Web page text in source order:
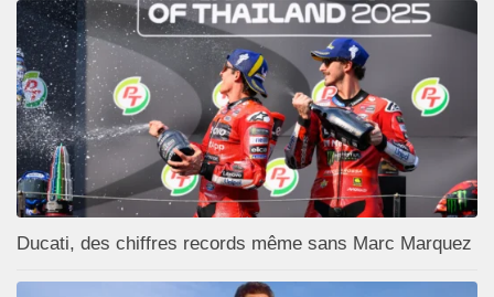
Ducati, des chiffres records même sans Marc Marquez